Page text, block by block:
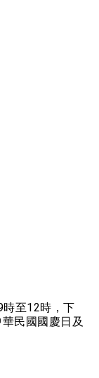
至12時，下
民國國慶日及